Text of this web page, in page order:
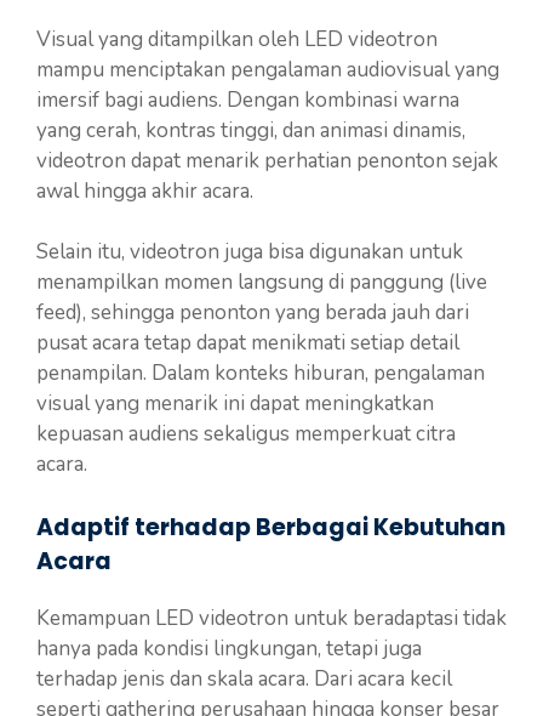
Visual yang ditampilkan oleh LED videotron
mampu menciptakan pengalaman audiovisual yang
imersif bagi audiens. Dengan kombinasi warna
yang cerah, kontras tinggi, dan animasi dinamis,
videotron dapat menarik perhatian penonton sejak
awal hingga akhir acara.
Selain itu, videotron juga bisa digunakan untuk
menampilkan momen langsung di panggung (live
feed), sehingga penonton yang berada jauh dari
pusat acara tetap dapat menikmati setiap detail
penampilan. Dalam konteks hiburan, pengalaman
visual yang menarik ini dapat meningkatkan
kepuasan audiens sekaligus memperkuat citra
acara.
Adaptif terhadap Berbagai Kebutuhan
Acara
Kemampuan LED videotron untuk beradaptasi tidak
hanya pada kondisi lingkungan, tetapi juga
terhadap jenis dan skala acara. Dari acara kecil
seperti gathering perusahaan hingga konser besar